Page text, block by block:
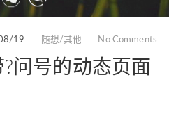
19 随想/其他 No Comments
问号的动态页面